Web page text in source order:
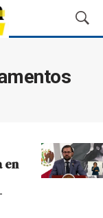
M
o
ú
s
q
u
en